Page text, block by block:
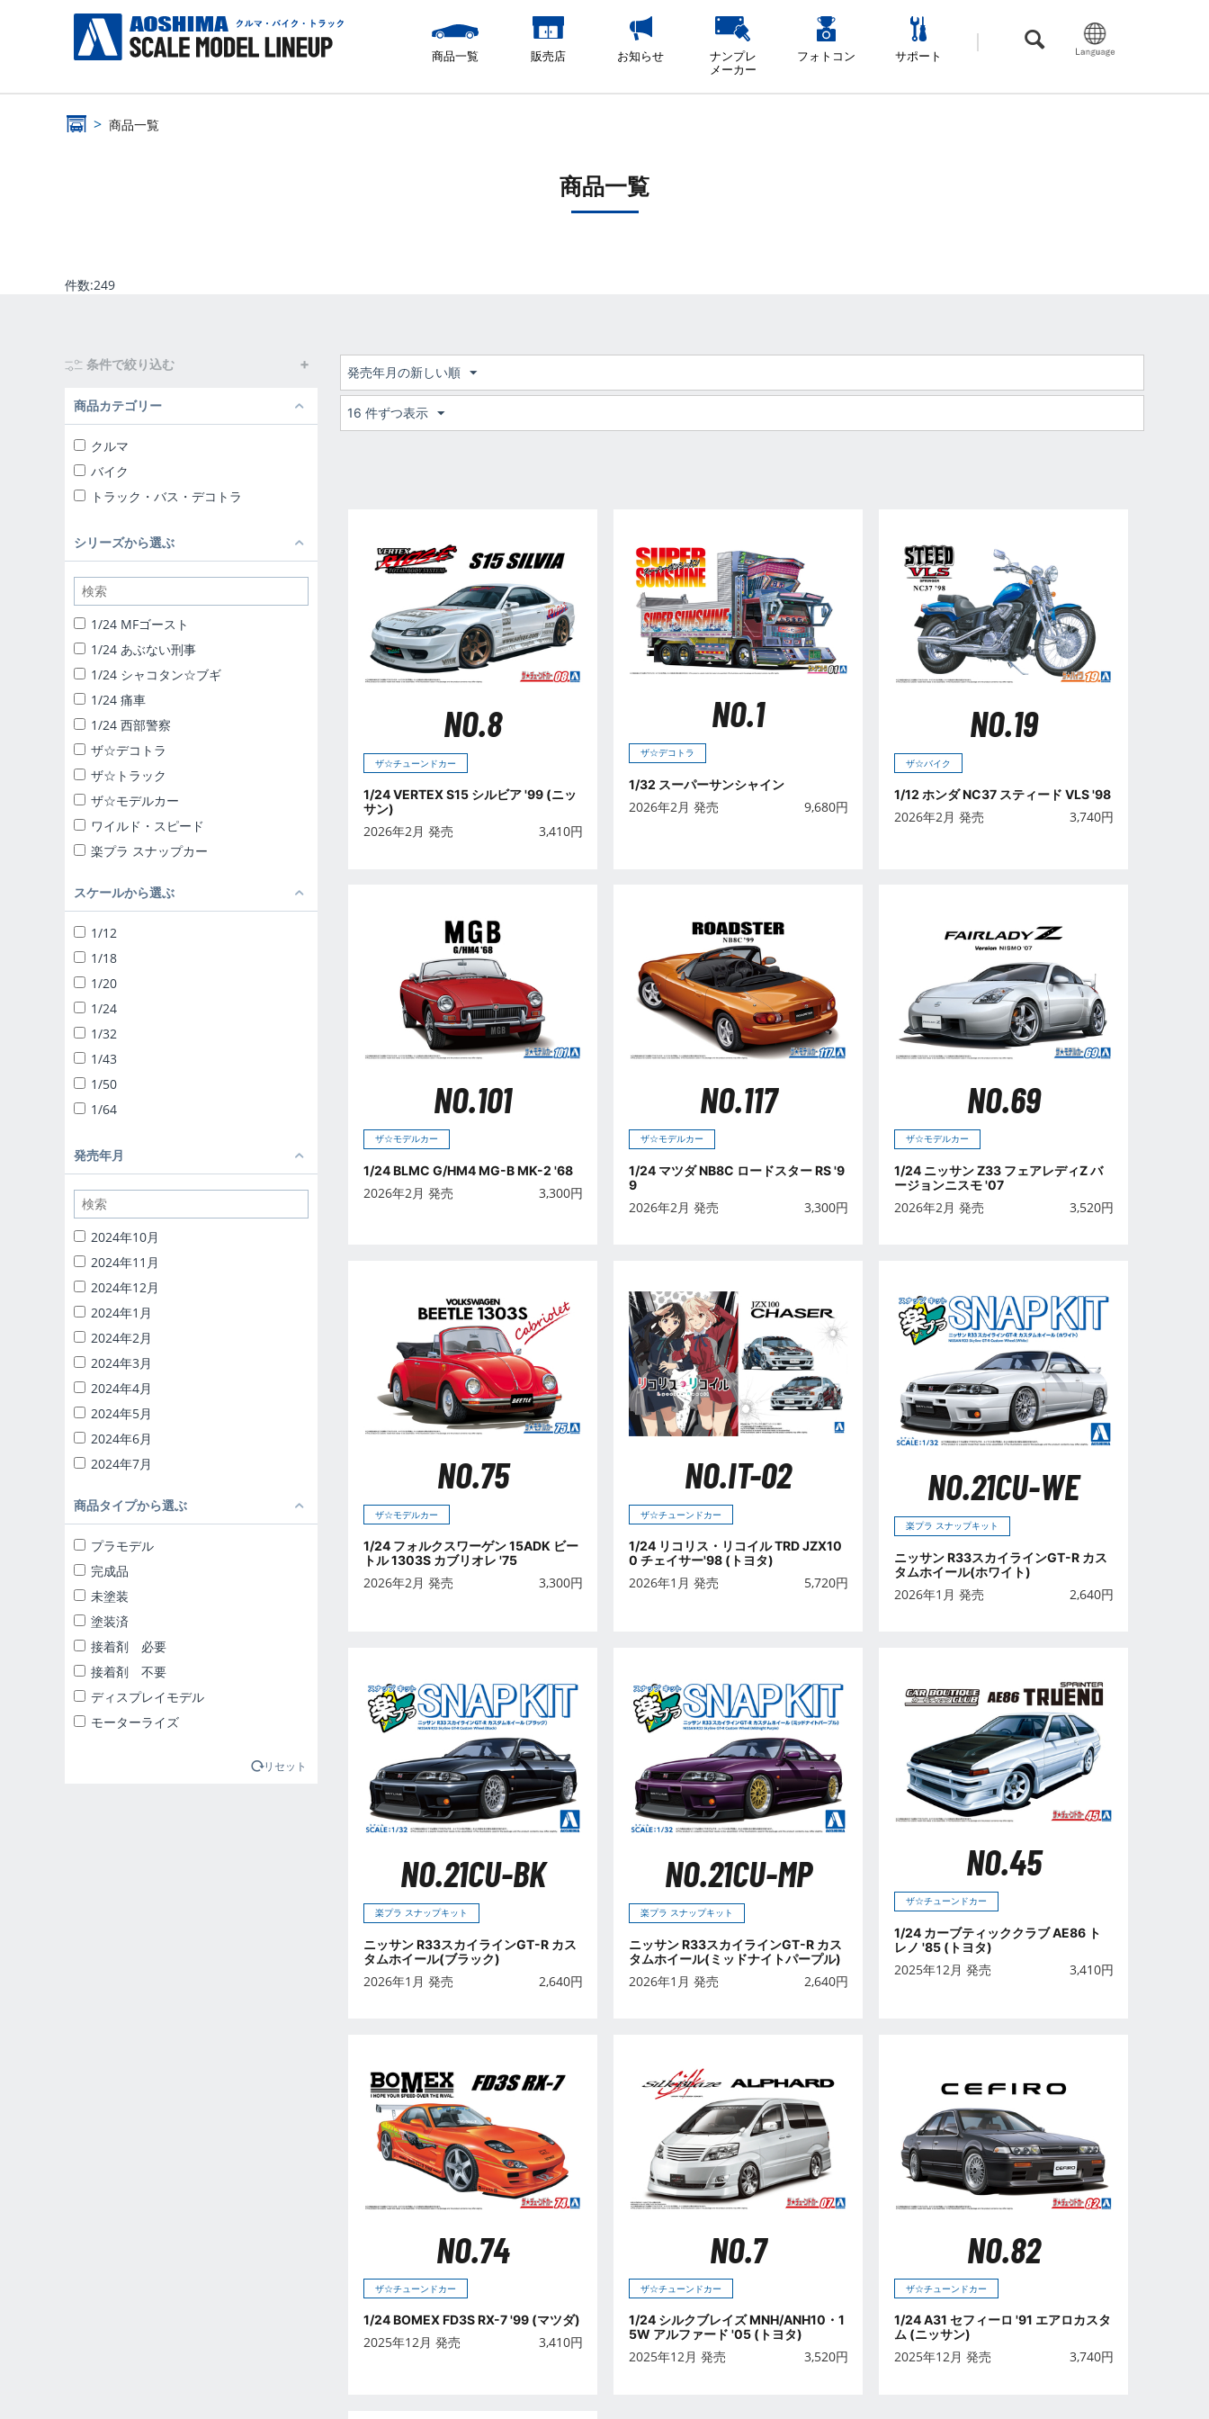
商品一覧 販売店 お知らせ
ナンプレ
メーカー
フォトコン サポート
商品一覧
商品一覧
件数:249
条件で絞り込む
商品カテゴリー
クルマ
バイク
トラック・バス・デコトラ
シリーズから選ぶ
1/24 MFゴースト
1/24 あぶない刑事
1/24 シャコタン☆ブギ
1/24 痛車
1/24 西部警察
ザ☆デコトラ
ザ☆トラック
ザ☆モデルカー
ワイルド・スピード
楽プラ スナップカー
ザ☆チューンドカー
ザ☆スナップキット
ザ☆スーパーカー
1/24 リバティーウォーク
ザ☆チューンドパーツ
ザ☆バイク
1/12 完成品バイク
1/32 トラック野郎
1/32 バリューデコトラ
ザ☆デコトラパーツ
1/64 ミニデコNEXT
1/24 移動販売
1/32 RCトラック野郎
1/24 頭文字D
バック・トゥ・ザ・フューチャー
ナイトライダー
1/24 ディテールアップパーツ
ブラインドトイ
カプセルトイ
ザ☆ミニカー 1/18
ザ☆ミニカー 1/43
スケールから選ぶ
1/12
1/18
1/20
1/24
1/32
1/43
1/50
1/64
発売年月
2024年10月
2024年11月
2024年12月
2024年1月
2024年2月
2024年3月
2024年4月
2024年5月
2024年6月
2024年7月
2024年9月
2025年10月
2025年11月
2025年12月
2025年1月
2025年2月
2025年3月
2025年4月
2025年5月
商品タイプから選ぶ
プラモデル
完成品
未塗装
塗装済
接着剤 必要
接着剤 不要
ディスプレイモデル
モーターライズ
リセット
発売年月の新しい順
16 件ずつ表示
NO.8
ザ☆チューンドカー
1/24 VERTEX S15 シルビア '99 (ニッ
サン)
2026年2月 発売 3,410円
NO.1
ザ☆デコトラ
1/32 スーパーサンシャイン
2026年2月 発売 9,680円
NO.19
ザ☆バイク
1/12 ホンダ NC37 スティード VLS '98
2026年2月 発売 3,740円
NO.101
ザ☆モデルカー
1/24 BLMC G/HM4 MG-B MK-2 '68
2026年2月 発売 3,300円
NO.117
ザ☆モデルカー
1/24 マツダ NB8C ロードスター RS '9
9
2026年2月 発売 3,300円
NO.69
ザ☆モデルカー
1/24 ニッサン Z33 フェアレディZ バ
ージョンニスモ '07
2026年2月 発売 3,520円
NO.75
ザ☆モデルカー
1/24 フォルクスワーゲン 15ADK ビー
トル 1303S カブリオレ '75
2026年2月 発売 3,300円
NO.IT-02
ザ☆チューンドカー
1/24 リコリス・リコイル TRD JZX10
0 チェイサー'98 (トヨタ)
2026年1月 発売 5,720円
NO.21CU-WE
楽プラ スナップキット
ニッサン R33スカイラインGT-R カス
タムホイール(ホワイト)
2026年1月 発売 2,640円
NO.21CU-BK
楽プラ スナップキット
ニッサン R33スカイラインGT-R カス
タムホイール(ブラック)
2026年1月 発売 2,640円
NO.21CU-MP
楽プラ スナップキット
ニッサン R33スカイラインGT-R カス
タムホイール(ミッドナイトパープル)
2026年1月 発売 2,640円
NO.45
ザ☆チューンドカー
1/24 カーブティッククラブ AE86 ト
レノ '85 (トヨタ)
2025年12月 発売 3,410円
NO.74
ザ☆チューンドカー
1/24 BOMEX FD3S RX-7 '99 (マツダ)
2025年12月 発売 3,410円
NO.7
ザ☆チューンドカー
1/24 シルクブレイズ MNH/ANH10・1
5W アルファード '05 (トヨタ)
2025年12月 発売 3,520円
NO.82
ザ☆チューンドカー
1/24 A31 セフィーロ '91 エアロカスタ
ム (ニッサン)
2025年12月 発売 3,740円